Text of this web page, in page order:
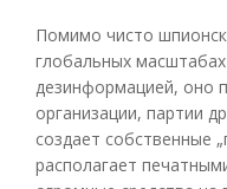
Помимо чисто
глобальных
дезинформацией, оно
организации, партии
создает собственные
располагает